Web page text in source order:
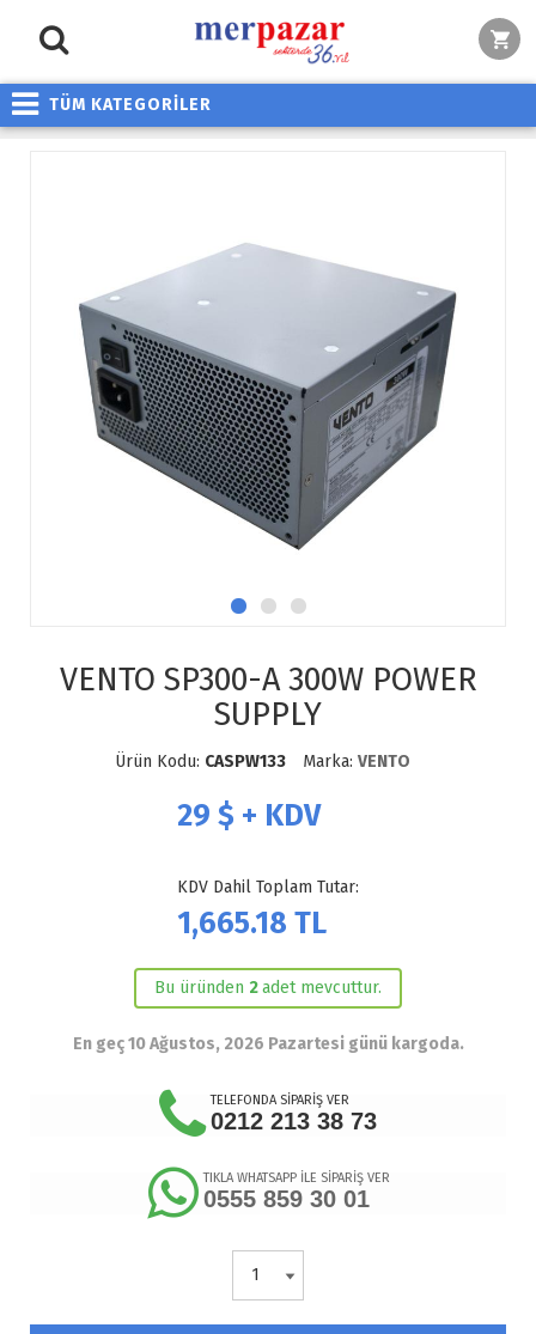
TÜM KATEGORİLER
VENTO SP300-A 300W POWER
SUPPLY
Ürün Kodu: CASPW133 Marka: VENTO
29 $ + KDV
KDV Dahil Toplam Tutar:
1,665.18 TL
Bu üründen 2adet mevcuttur.
En geç 10 Ağustos, 2026 Pazartesi günü kargoda.
TELEFONDA SİPARİŞ VER
0212 213 38 73
TIKLA WHATSAPP İLE SİPARİŞ VER
0555 859 30 01